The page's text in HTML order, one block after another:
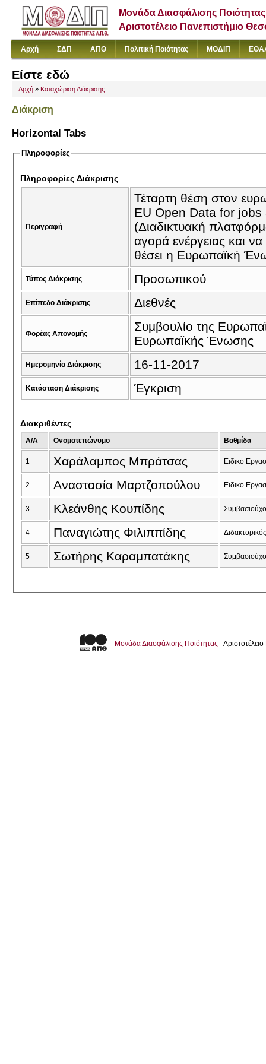
Μονάδα Διασφάλισης Ποιότητας
Αριστοτέλειο Πανεπιστήμιο
Αρχή ΣΔΠ ΑΠΘ Πολιτική Ποιότητας ΜΟΔΙΠ
Είστε εδώ
Αρχή » Καταχώριση Διάκρισης
Διάκριση
Horizontal Tabs
Πληροφορίες
Πληροφορίες Διάκρισης
Περιγραφή
Τέταρτη θέση στον
EU Open Data for jobs
(Διαδικτυακή
αγορά ενέργειας και
θέσει η Ευρωπαϊκή
Τύπος Διάκρισης Προσωπικού
Επίπεδο Διάκρισης Διεθνές
Φορέας Απονομής
Συμβουλίο της
Ευρωπαϊκής Ένωσης
Ημερομηνία Διάκρισης 16-11-2017
Κατάσταση Διάκρισης Έγκριση
Διακριθέντες
A/A Ονοματεπώνυμο Βαθμίδα
1 Χαράλαμπος Μπράτσας Ειδικό
2 Αναστασία Μαρτζοπούλου Ειδικό
3 Κλεάνθης Κουπίδης
4 Παναγιώτης Φιλιππίδης
5 Σωτήρης Καραμπατάκης
Μονάδα Διασφάλισης Ποιότητας -